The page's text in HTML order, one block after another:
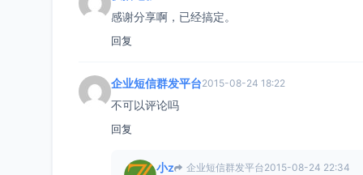
感谢分享啊，已经搞定。
回复
企业短信群发平台2015-08-24 18:22
不可以评论吗
回复
小z 企业短信群发平台2015-08-24 22:34